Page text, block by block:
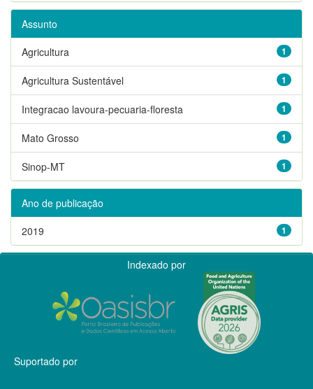
Assunto
1
Agricultura
1
Agricultura Sustentável
1
Integracao lavoura-pecuaria-floresta
1
Mato Grosso
1
Sinop-MT
Ano de publicação
1
2019
Indexado por
Suportado por